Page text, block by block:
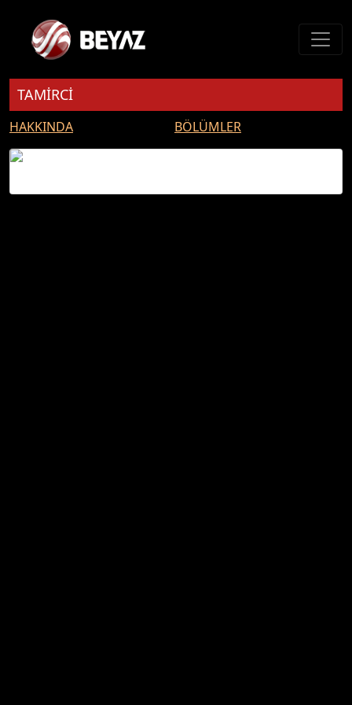
TAMİRCİ
HAKKINDA BÖLÜMLER